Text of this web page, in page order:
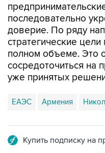
последовательно
доверие. По ряду
стратегические
полном объеме. Это
сосредоточиться на
уже принятых
ЕАЭС Армения
Купить подписку на